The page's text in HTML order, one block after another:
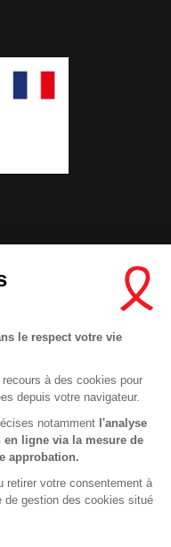
le respect votre vie
à des cookies pour
depuis votre navigateur.
notamment l'analyse
ligne via la mesure de
approbation.
retirer votre consentement à
de gestion des cookies situé
over what you want to